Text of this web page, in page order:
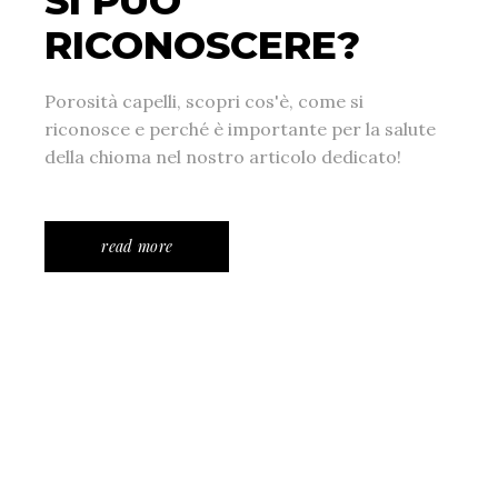
RICONOSCERE?
Porosità capelli, scopri cos'è, come si
riconosce e perché è importante per la salute
della chioma nel nostro articolo dedicato!
read more